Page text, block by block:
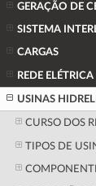
GERAÇÃO DE
SISTEMA
CARGAS
REDE ELÉTRICA
USINAS
CURSO DOS
TIPOS DE